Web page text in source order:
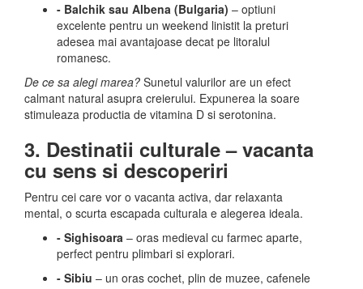
- Balchik sau Albena (Bulgaria) – optiuni
excelente pentru un weekend linistit la preturi
adesea mai avantajoase decat pe litoralul
romanesc.
De ce sa alegi marea? Sunetul valurilor are un efect
calmant natural asupra creierului. Expunerea la soare
stimuleaza productia de vitamina D si serotonina.
3. Destinatii culturale – vacanta
cu sens si descoperiri
Pentru cei care vor o vacanta activa, dar relaxanta
mental, o scurta escapada culturala e alegerea ideala.
- Sighisoara – oras medieval cu farmec aparte,
perfect pentru plimbari si explorari.
- Sibiu – un oras cochet, plin de muzee, cafenele